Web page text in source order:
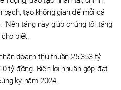
tạo không gian để mỗi cá
tảng này giúp chúng tôi tăng
biết.
doanh thu thuần 25.353 tỷ
tỷ đồng. Biên lợi nhuận gộp đạt
kỳ năm 2024.